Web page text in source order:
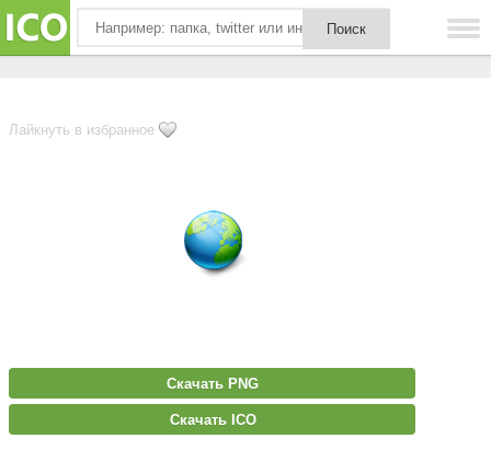
Лайкнуть в избранное
Скачать PNG
Скачать ICO